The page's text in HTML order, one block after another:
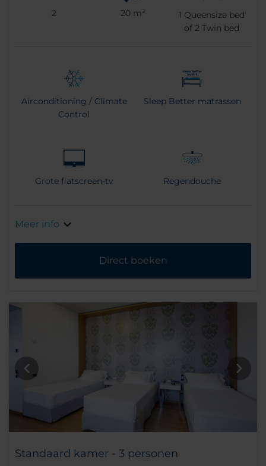
2 20 m² 1 Queensize bed
of2 Twin bed
Airconditioning / Climate
Control
Sleep Better matrassen
Grote flatscreen-tv Regendouche
Meer info
Direct boeken
Standaard kamer - 3 personen